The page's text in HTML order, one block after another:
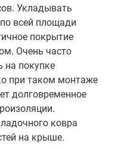
Укладывать
всей площади
покрытие
Очень часто
на покупке
при таком монтаже
долговременное
ковра
на крыше.